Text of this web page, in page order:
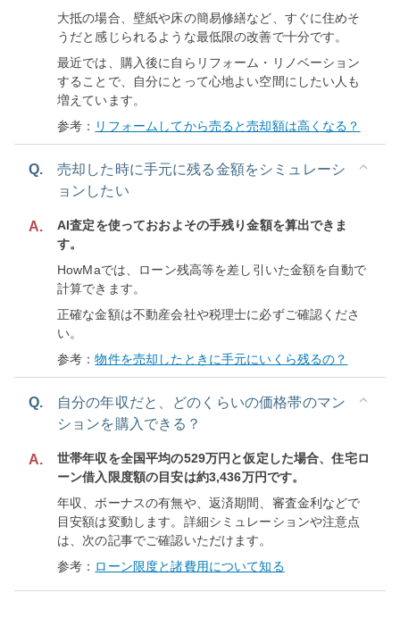
大抵の場合、壁紙や床の簡易修繕など、すぐに住めそ
うだと感じられるような最低限の改善で十分です。
最近では、購入後に自らリフォーム・リノベーション
することで、自分にとって心地よい空間にしたい人も
増えています。
参考： リフォームしてから売ると売却額は高くなる？
Q.
売却した時に手元に残る金額をシミュレーシ
ョンしたい
A.
AI査定を使っておおよその手残り金額を算出できま
す。
HowMaでは、ローン残高等を差し引いた金額を自動で
計算できます。
正確な金額は不動産会社や税理士に必ずご確認くださ
い。
参考：物件を売却したときに手元にいくら残るの？
Q.
自分の年収だと、どのくらいの価格帯のマン
ションを購入できる？
A.
世帯年収を全国平均の529万円と仮定した場合、住宅ロ
ーン借入限度額の目安は約3,436万円です。
年収、ボーナスの有無や、返済期間、審査金利などで
目安額は変動します。詳細シミュレーションや注意点
は、次の記事でご確認いただけます。
参考： ローン限度と諸費用について知る